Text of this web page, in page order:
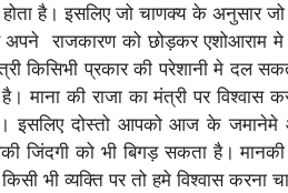
है। इसलिए जो चाणक्य के अनुसार जो
राजकारण को छोड़कर एशोआराम मे
किसिभी प्रकार की परेशानी मे दल
माना की राजा का मंत्री पर विश्वास
इसलिए दोस्तो आपको आज के जमानेमे
को भी बिगड़ सकता है। मानकी
भी व्यक्ति पर तो हमे विश्वास करना